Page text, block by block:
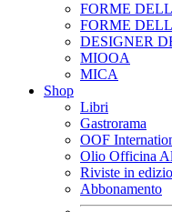
FORME
FORME
DESIGNER
MIOOA
MICA
Shop
Libri
Gastrorama
OOF
Olio Officina
Riviste in
Abbonamento